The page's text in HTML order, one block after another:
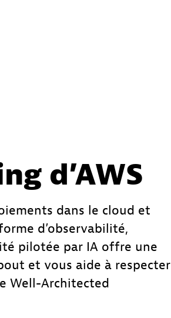
d’AWS
dans le cloud et
d’observabilité,
pilotée par IA offre une
et vous aide à respecter
Well-Architected